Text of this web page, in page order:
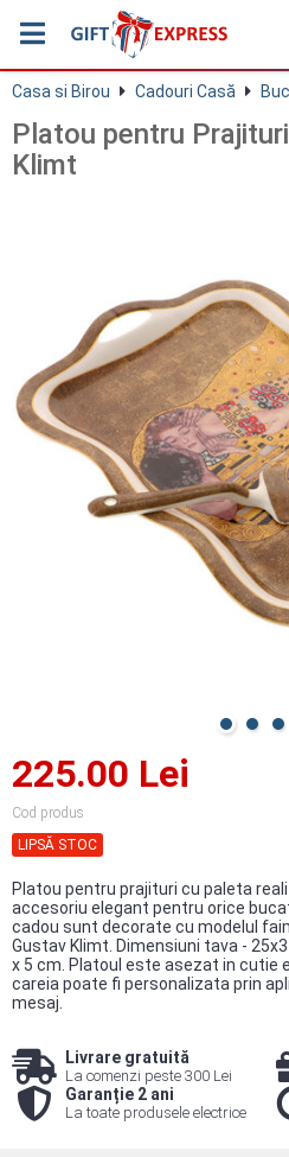
Casa si Birou Cadouri Casă
Platou pentru
Klimt
225.00 Lei
Cod produs
LIPSĂ STOC
Platou pentru prajituri cu paleta
accesoriu elegant pentru orice
cadou sunt decorate cu modelul
Gustav Klimt. Dimensiuni tava -
x 5 cm. Platoul este asezat in cutie
careia poate fi personalizata prin
mesaj.
Livrare gratuită
La comenzi peste 300 Lei
Garanție 2 ani
La toate produsele electrice